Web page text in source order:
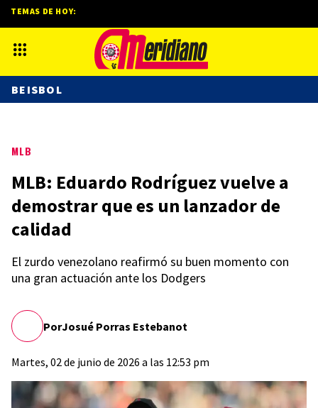
MLB
MLB: Eduardo Rodríguez vuelve a
demostrar que es un lanzador de
calidad
El zurdo venezolano reafirmó su buen momento con
una gran actuación ante los Dodgers
PorJosué Porras Estebanot
Martes, 02 de junio de 2026 a las 12:53 pm
TEMAS DE HOY:
BEISBOL